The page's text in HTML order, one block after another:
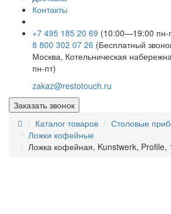
Контакты
+7 495 185 20 69 (10:00—19:00 пн-
8 800 302 07 26 (Бесплатный
Москва, Котельническая
пн-пт)
zakaz@restotouch.ru
Заказать звонок
Каталог товаров
Столовые
Ложки кофейные
Ложка кофейная, Kunstwerk, Profile,